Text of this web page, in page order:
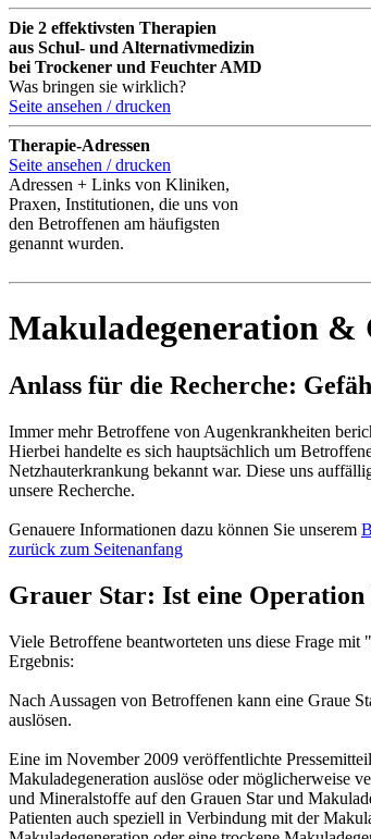
Die 2 effektivsten Therapien
aus Schul- und Alternativmedizin
bei Trockener und Feuchter AMD
Was bringen sie wirklich?
Seite ansehen / drucken
Therapie-Adressen
Seite ansehen / drucken
Adressen + Links von Kliniken,
Praxen, Institutionen, die uns von
den Betroffenen am häufigsten
genannt wurden.
Makuladegeneration
Anlass für die Recherche:
Immer mehr Betroffene von Augenkrankheiten
Hierbei handelte es sich hauptsächlich um
Netzhauterkrankung bekannt war. Diese uns
unsere Recherche.
Genauere Informationen dazu können Sie unserem
zurück zum Seitenanfang
Grauer Star: Ist eine
Viele Betroffene beantworteten uns diese Frage
Ergebnis:
Nach Aussagen von Betroffenen kann eine Graue
auslösen.
Eine im November 2009 veröffentlichte
Makuladegeneration auslöse oder möglicherweise
und Mineralstoffe auf den Grauen Star und
Patienten auch speziell in Verbindung mit der